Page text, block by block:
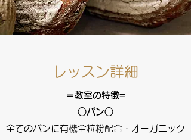
レッスン詳細
​＝教室の特徴=
○パン○
全てのパンに有機全粒粉配合・オーガニック